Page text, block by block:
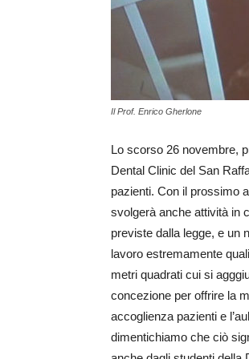
Il Prof. Enrico Gherlone
Lo scorso 26 novembre,
Dental Clinic del San
pazienti. Con il prossimo
svolgerà anche attività in
previste dalla legge, e un
lavoro estremamente
metri quadrati cui si
concezione per offrire la
accoglienza pazienti e
dimentichiamo che ciò